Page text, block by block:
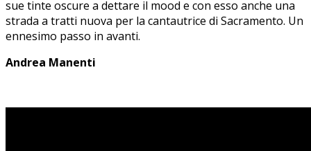
sue tinte oscure a dettare il mood e con esso anche una
strada a tratti nuova per la cantautrice di Sacramento. Un
ennesimo passo in avanti.
Andrea Manenti